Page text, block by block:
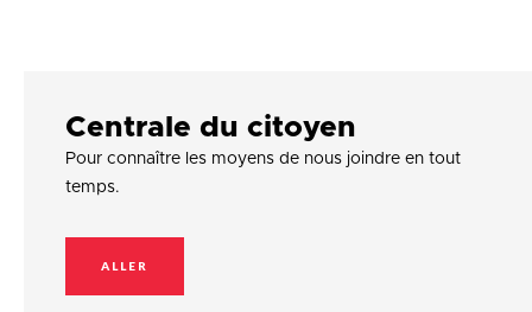
Centrale du citoyen
Pour connaître les moyens de nous joindre en tout
temps.
ALLER